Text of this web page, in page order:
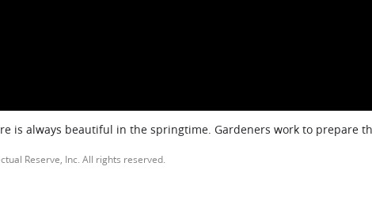
is always beautiful in the springtime. Gardeners work to prepare
Reserve, Inc. All rights reserved.